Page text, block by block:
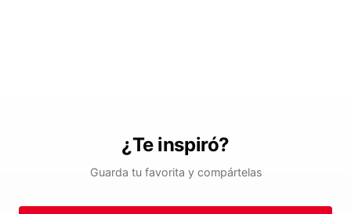
¿Te inspiró?
Guarda tu favorita y compártelas